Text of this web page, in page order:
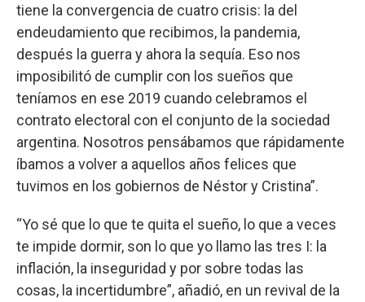
tiene la convergencia de cuatro crisis: la del
endeudamiento que recibimos, la pandemia,
después la guerra y ahora la sequía. Eso nos
imposibilitó de cumplir con los sueños que
teníamos en ese 2019 cuando celebramos el
contrato electoral con el conjunto de la sociedad
argentina. Nosotros pensábamos que rápidamente
íbamos a volver a aquellos años felices que
tuvimos en los gobiernos de Néstor y Cristina”.
“Yo sé que lo que te quita el sueño, lo que a veces
te impide dormir, son lo que yo llamo las tres I: la
inflación, la inseguridad y por sobre todas las
cosas, la incertidumbre”, añadió, en un revival de la